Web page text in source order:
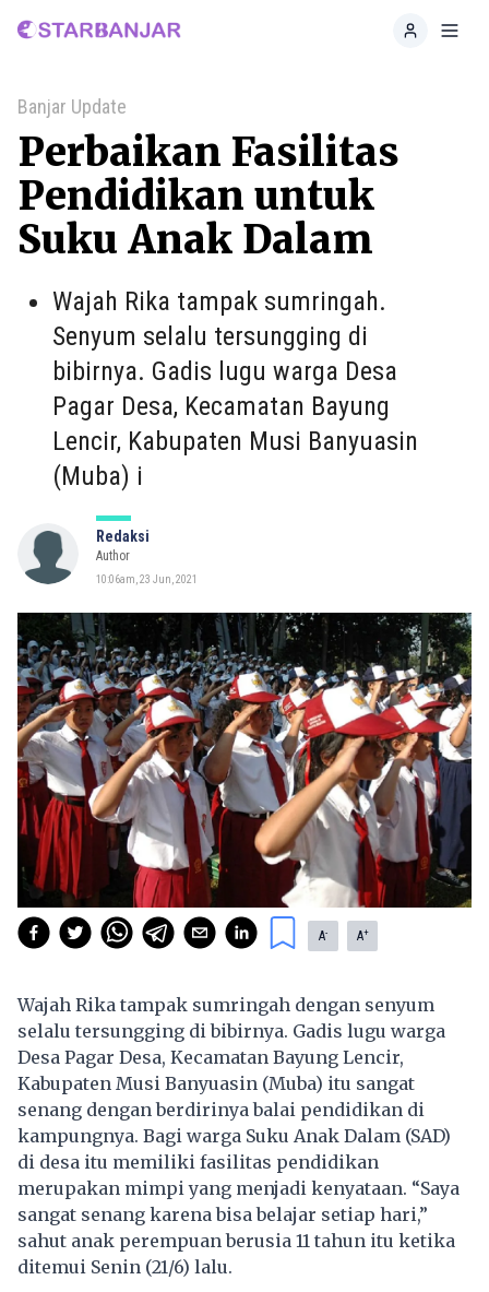
Home
Banjar Update
Perbaikan Fasilitas
Pendidikan untuk
Suku Anak Dalam
Wajah Rika tampak sumringah.
Senyum selalu tersungging di
bibirnya. Gadis lugu warga Desa
Pagar Desa, Kecamatan Bayung
Lencir, Kabupaten Musi Banyuasin
(Muba) i
Redaksi
Author
10:06am, 23 Jun, 2021
A- A+
Wajah Rika tampak sumringah dengan senyum
selalu tersungging di bibirnya. Gadis lugu warga
Desa Pagar Desa, Kecamatan Bayung Lencir,
Kabupaten Musi Banyuasin (Muba) itu sangat
senang dengan berdirinya balai pendidikan di
kampungnya. Bagi warga Suku Anak Dalam (SAD)
di desa itu memiliki fasilitas pendidikan
merupakan mimpi yang menjadi kenyataan. “Saya
sangat senang karena bisa belajar setiap hari,”
sahut anak perempuan berusia 11 tahun itu ketika
ditemui Senin (21/6) lalu.